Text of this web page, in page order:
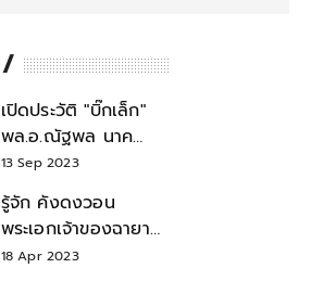
เปิดประวัติ "บิ๊กเล็ก"
พล.อ.ณัฐพล นาค
พาณิชย์ จากเลขาฯ
สมช.-เลขาฯ
รมว.กลาโหม
13 Sep 2023
รู้จัก คังดงวอน
พระเอกเจ้าของฉายา
สมบัติแห่งชาติ หลังมี
18 Apr 2023